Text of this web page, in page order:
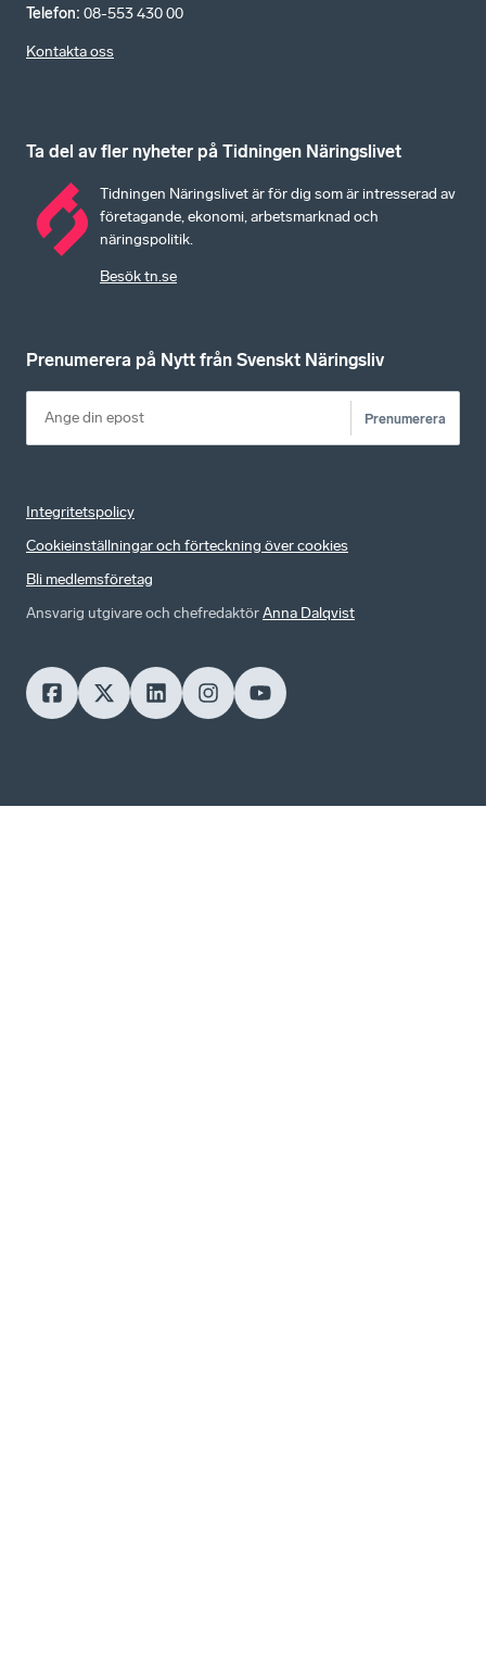
Telefon: 08-553 430 00
Kontakta oss
Ta del av fler nyheter på Tidningen Näringslivet
Tidningen Näringslivet är för dig som är intresserad av
företagande, ekonomi, arbetsmarknad och
näringspolitik.
Besök tn.se
Prenumerera på Nytt från Svenskt Näringsliv
Prenumerera
Integritetspolicy
Cookieinställningar och förteckning över cookies
Bli medlemsföretag
Ansvarig utgivare och chefredaktörAnna Dalqvist